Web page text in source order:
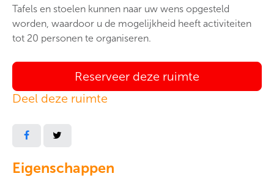
Tafels en stoelen kunnen naar uw wens opgesteld
worden, waardoor u de mogelijkheid heeft activiteiten
tot 20 personen te organiseren.
Reserveer deze ruimte
Deel deze ruimte
Eigenschappen